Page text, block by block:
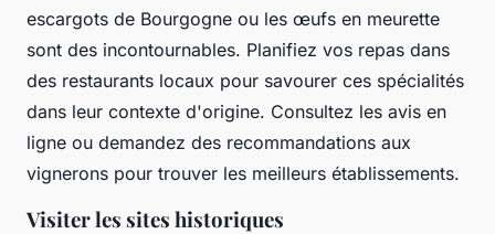
escargots de Bourgogne ou les œufs en meurette
sont des incontournables. Planifiez vos repas dans
des restaurants locaux pour savourer ces spécialités
dans leur contexte d'origine. Consultez les avis en
ligne ou demandez des recommandations aux
vignerons pour trouver les meilleurs établissements.
Visiter les sites historiques